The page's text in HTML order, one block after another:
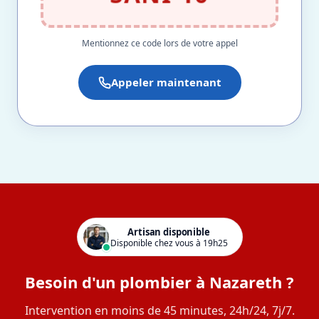
Mentionnez ce code lors de votre appel
Appeler maintenant
Artisan disponible
Disponible chez vous à 19h25
Besoin d'un plombier à Nazareth ?
Intervention en moins de 45 minutes, 24h/24, 7j/7.